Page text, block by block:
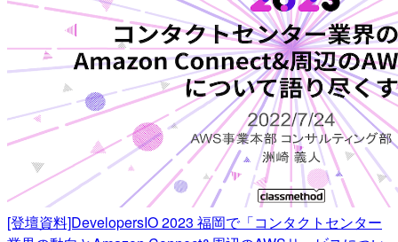
[登壇資料]DevelopersIO 2023 福岡で「コンタクトセンター